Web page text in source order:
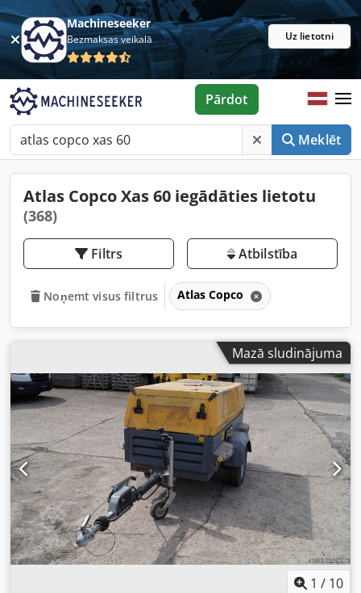
Machineseeker
Bezmaksas veikalā Uz lietotni
Meklēt
Pārdot
Atlas Copco Xas 60 iegādāties lietotu
(368)
Filtrs Atbilstība
Noņemt visus filtrus Atlas Copco
Mazā sludinājuma
1 / 10